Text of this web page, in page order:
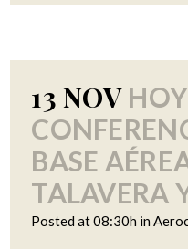
13 NOV HOY
BASE
TALAVERA
Posted at 08:30h in